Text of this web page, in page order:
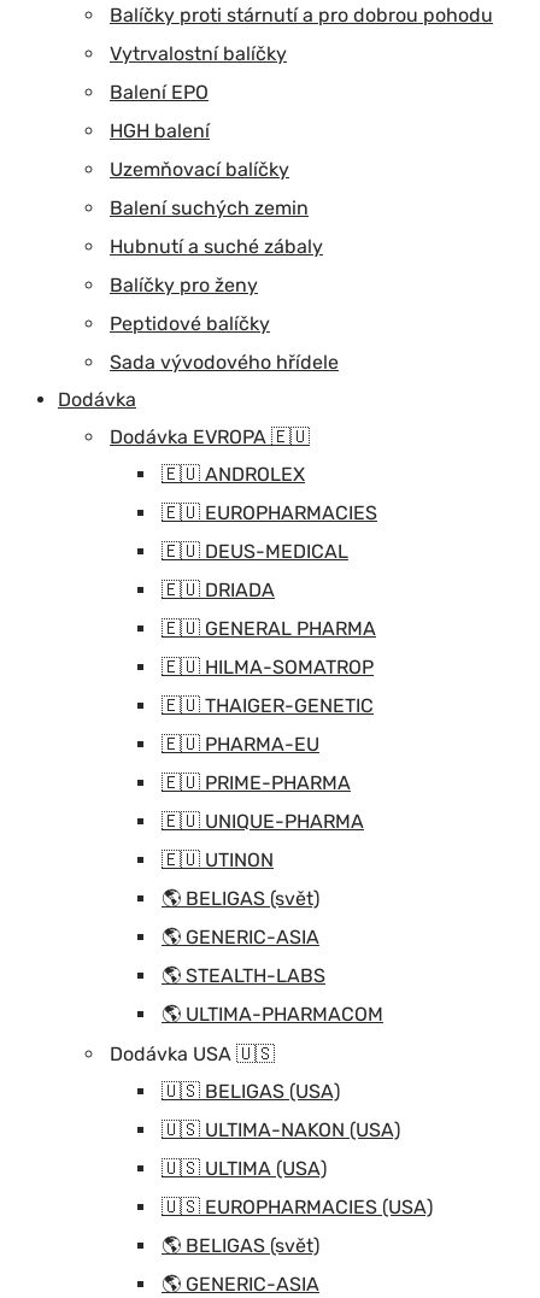
Balíčky proti stárnutí a pro dobrou pohodu
Vytrvalostní balíčky
Balení EPO
HGH balení
Uzemňovací balíčky
Balení suchých zemin
Hubnutí a suché zábaly
Balíčky pro ženy
Peptidové balíčky
Sada vývodového hřídele
Dodávka
Dodávka EVROPA 🇪🇺
🇪🇺 ANDROLEX
🇪🇺 EUROPHARMACIES
🇪🇺 DEUS-MEDICAL
🇪🇺 DRIADA
🇪🇺 GENERAL PHARMA
🇪🇺 HILMA-SOMATROP
🇪🇺 THAIGER-GENETIC
🇪🇺 PHARMA-EU
🇪🇺 PRIME-PHARMA
🇪🇺 UNIQUE-PHARMA
🇪🇺 UTINON
🌎 BELIGAS (svět)
🌎 GENERIC-ASIA
🌎 STEALTH-LABS
🌎 ULTIMA-PHARMACOM
Dodávka USA 🇺🇸
🇺🇸 BELIGAS (USA)
🇺🇸 ULTIMA-NAKON (USA)
🇺🇸 ULTIMA (USA)
🇺🇸 EUROPHARMACIES (USA)
🌎 BELIGAS (svět)
🌎 GENERIC-ASIA